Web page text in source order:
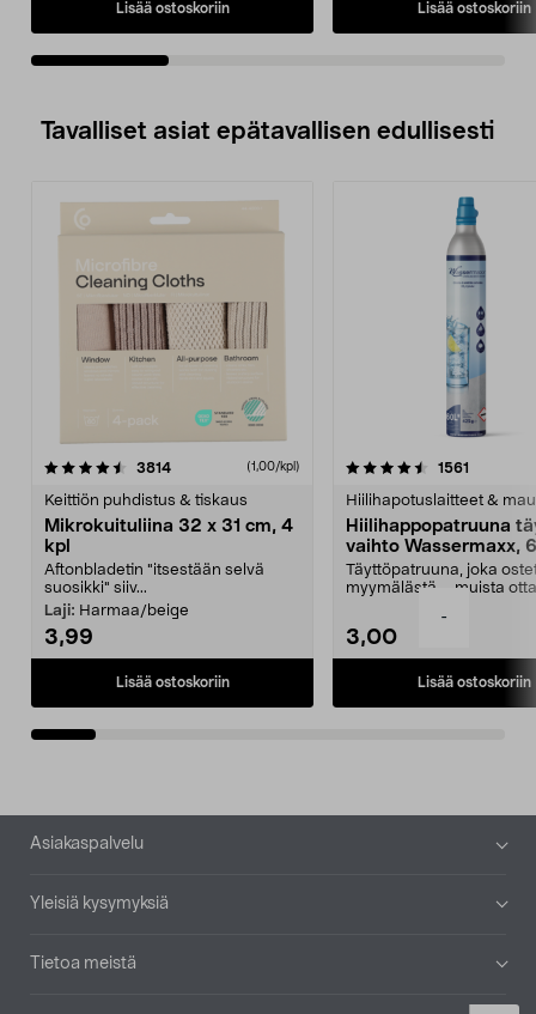
-
Lisää ostoskoriin Lisää ostoskoriin
Tavalliset asiat epätavallisen edullisesti
3814arvostelut (1,00/kpl)
Keittiön puhdistus & tiskaus
Mikrokuituliina 32 x 31 cm, 4
kpl
Aftonbladetin "itsestään selvä
suosikki" siiv...
Laji: Harmaa/beige
3,99
Lisää ostoskoriin
4.5viidestä
1561
Hiilihapotuslaitteet &
Hiilihappopatruuna
vaihto Wassermaxx,
Täyttöpatruuna, joka
myymälästä – muista
3,00
Lisää ostoskoriin
4.5viidestä
Alatunniste
Asiakaspalvelu
Yleisiä kysymyksiä
Tietoa meistä